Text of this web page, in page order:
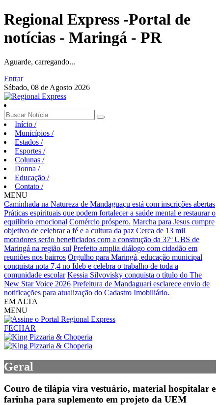
Regional Express -Portal de
notícias - Maringá - PR
Aguarde, carregando...
Entrar
Sábado, 08 de Agosto 2026
Início /
Municípios /
Estados /
Esportes /
Colunas /
Donna /
Educação /
Contato /
MENU
Caminhada na Natureza de Mandaguaçu está com inscrições abertas
Práticas espirituais que podem fortalecer a saúde mental e restaurar o
equilíbrio emocional Comércio próspero. Marcha para Jesus cumpre
objetivo de celebrar a fé e a cultura da paz Cerca de 13 mil
moradores serão beneficiados com a construção da 37ª UBS de
Maringá na região sul Prefeito amplia diálogo com cidadão em
reuniões nos bairros Orgulho para Maringá, educação municipal
conquista nota 7,4 no Ideb e celebra o trabalho de toda a
comunidade escolar Kessia Silvovisky conquista o título do The
New Star Voice 2026 Prefeitura de Mandaguari esclarece envio de
notificações para atualização do Cadastro Imobiliário.
EM ALTA
MENU
FECHAR
Geral
Couro de tilápia vira vestuário, material hospitalar e
farinha para suplemento em projeto da UEM